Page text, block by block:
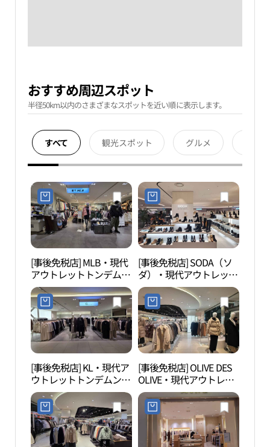
おすすめ周辺スポット
半径50km以内のさまざまなスポットを近い順に表示します。
すべて 観光スポット グルメ
[事後免税店] MLB・現代
アウトレットトンデムン
（東大門）店(MLB 현대
아울렛 동대문점)
[事後免税店] SODA（ソ
ダ）・現代アウトレット
トンデムン（東大門）店
(소다 현대아울렛 동대문
점)
[事後免税店] KL・現代ア
ウトレットトンデムン
（東大門）店(KL 현대아
울렛 동대문점)
[事後免税店] OLIVE DES
OLIVE・現代アウトレッ
トトンデムン（東大門）
店(올리브데올리브 현대
아울렛 동대문점)